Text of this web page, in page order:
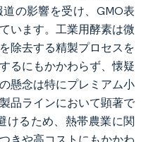
の影響を受け、GMO表
います。工業用酵素は微
除去する精製プロセスを
るにもかかわらず、懐疑
懸念は特にプレミアム小
品ラインにおいて顕著で
けるため、熱帯農業に関